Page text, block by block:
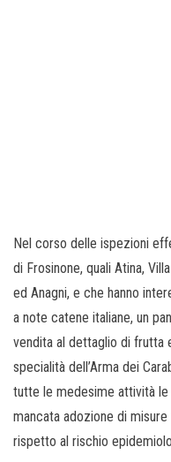
Nel corso delle ispezioni
di Frosinone, quali Atina,
ed Anagni, e che hanno
a note catene italiane, un
vendita al dettaglio di frutta
specialità dell’Arma dei
tutte le medesime attività
mancata adozione di
rispetto al rischio